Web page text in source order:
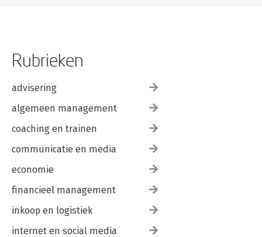
Rubrieken
advisering
algemeen management
coaching en trainen
communicatie en media
economie
financieel management
inkoop en logistiek
internet en social media